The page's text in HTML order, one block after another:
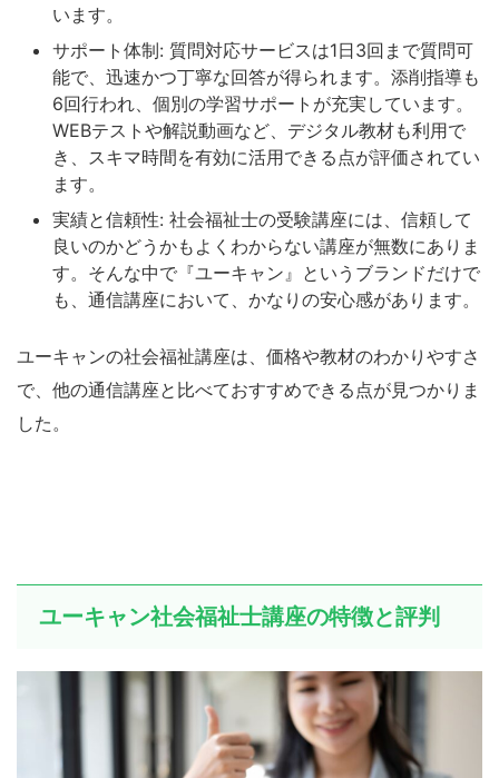
います。
サポート体制: 質問対応サービスは1日3回まで質問可
能で、迅速かつ丁寧な回答が得られます。添削指導も
6回行われ、個別の学習サポートが充実しています。
WEBテストや解説動画など、デジタル教材も利用で
き、スキマ時間を有効に活用できる点が評価されてい
ます。
実績と信頼性: 社会福祉士の受験講座には、信頼して
良いのかどうかもよくわからない講座が無数にありま
す。そんな中で『ユーキャン』というブランドだけで
も、通信講座において、かなりの安心感があります。
ユーキャンの社会福祉講座は、価格や教材のわかりやすさ
で、他の通信講座と比べておすすめできる点が見つかりま
した。
ユーキャン社会福祉士講座の特徴と評判